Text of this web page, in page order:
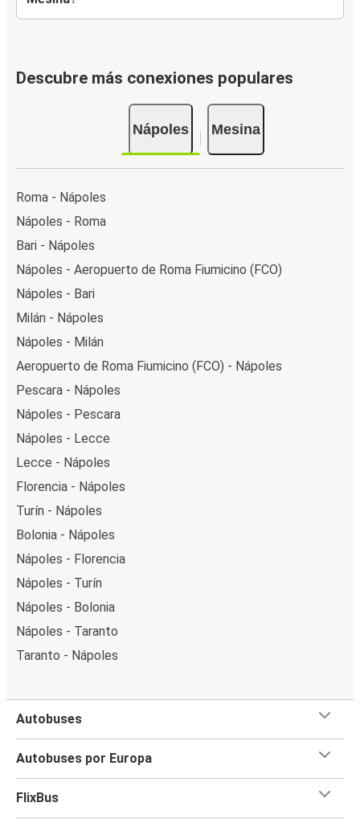
Descubre más conexiones populares
Nápoles Mesina
Roma - Nápoles
Nápoles - Roma
Bari - Nápoles
Nápoles - Aeropuerto de Roma Fiumicino (FCO)
Nápoles - Bari
Milán - Nápoles
Nápoles - Milán
Aeropuerto de Roma Fiumicino (FCO) - Nápoles
Pescara - Nápoles
Nápoles - Pescara
Nápoles - Lecce
Lecce - Nápoles
Florencia - Nápoles
Turín - Nápoles
Bolonia - Nápoles
Nápoles - Florencia
Nápoles - Turín
Nápoles - Bolonia
Nápoles - Taranto
Taranto - Nápoles
Autobuses
Autobuses por Europa
FlixBus